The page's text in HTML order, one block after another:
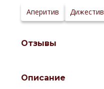
Аперитив Дижестив
Отзывы
Описание